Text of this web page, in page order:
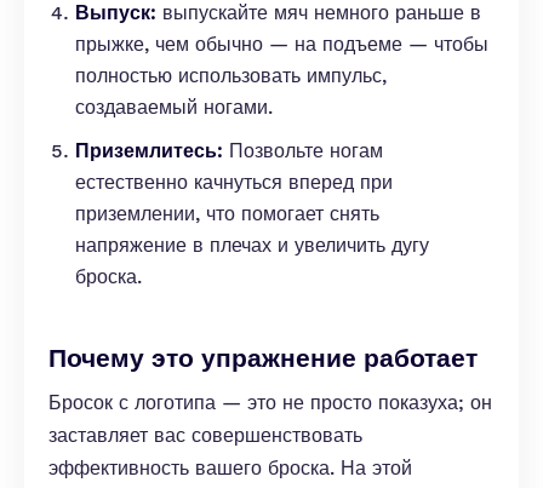
Выпуск: выпускайте мяч немного раньше в
прыжке, чем обычно — на подъеме — чтобы
полностью использовать импульс,
создаваемый ногами.
Приземлитесь: Позвольте ногам
естественно качнуться вперед при
приземлении, что помогает снять
напряжение в плечах и увеличить дугу
броска.
Почему это упражнение работает
Бросок с логотипа — это не просто показуха; он
заставляет вас совершенствовать
эффективность вашего броска. На этой